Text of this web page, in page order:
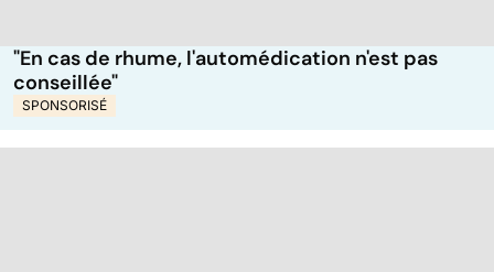
"En cas de rhume, l'automédication n'est pas
conseillée"